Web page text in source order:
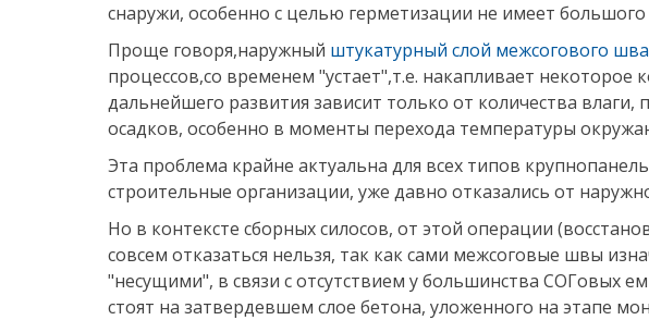
снаружи, особенно с целью герметизации не имеет большого
Проще говоря,наружный штукатурный слой межсогового шва
процессов,со временем "устает",т.е. накапливает
дальнейшего развития зависит только от количества
осадков, особенно в моменты перехода температуры
Эта проблема крайне актуальна для всех типов
строительные организации, уже давно отказались от
Но в контексте сборных силосов, от этой операции
совсем отказаться нельзя, так как сами межсоговые швы
"несущими", в связи с отсутствием у большинства СОГовых
стоят на затвердевшем слое бетона, уложенного на этапе